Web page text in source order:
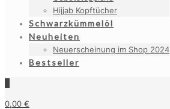
Hijjab Kopftücher
Schwarzkümmelöl
Neuheiten
Neuerscheinung im Shop 2024
Bestseller
0,00 €